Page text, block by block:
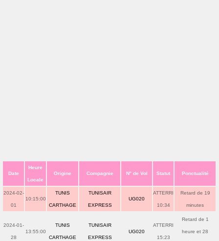
Date
Heure
Locale
Origine Compagnie N° de Vol Statut Ponctualité
2024-02-
01
10:15:00
TUNIS
CARTHAGE
TUNISAIR
EXPRESS
UG020
ATTERRI
10:34
Retard de 19
minutes
2024-01-
28
13:55:00
TUNIS
CARTHAGE
TUNISAIR
EXPRESS
UG020
ATTERRI
15:23
Retard de 1
heure et 28